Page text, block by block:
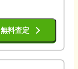
無料査定